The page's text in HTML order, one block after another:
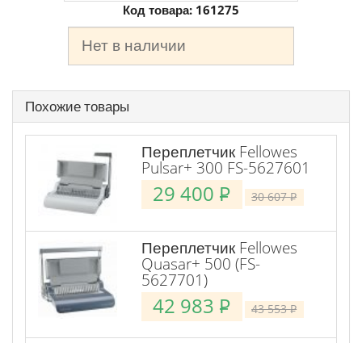
Код товара: 161275
Нет в наличии
Похожие товары
Переплетчик Fellowes
Pulsar+ 300 FS-5627601
29 400 P 30 607P
Переплетчик Fellowes
Quasar+ 500 (FS-
5627701)
42 983 P 43 553P